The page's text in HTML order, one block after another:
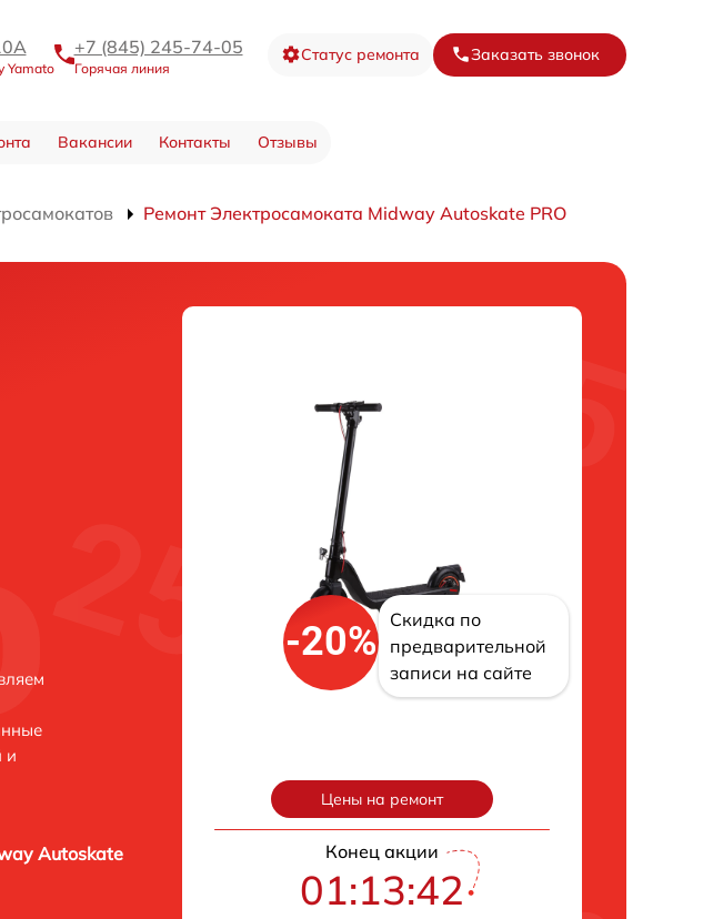
Yamato
+7 (845) 245-74-05
Горячая линия
Статус ремонта Заказать звонок
Вакансии Контакты Отзывы
Ремонт Электросамоката Midway Autoskate PRO
и
Autoskate
-20%
Скидка по
предварительной
записи на сайте
Цены на ремонт
Конец акции
01:13:42